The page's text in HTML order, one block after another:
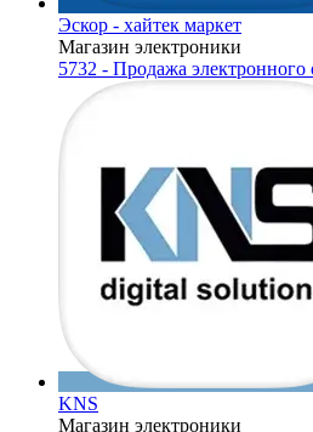
Эскор - хайтек маркет
Магазин электроники
5732 - Продажа электронного
KNS
Магазин электроники